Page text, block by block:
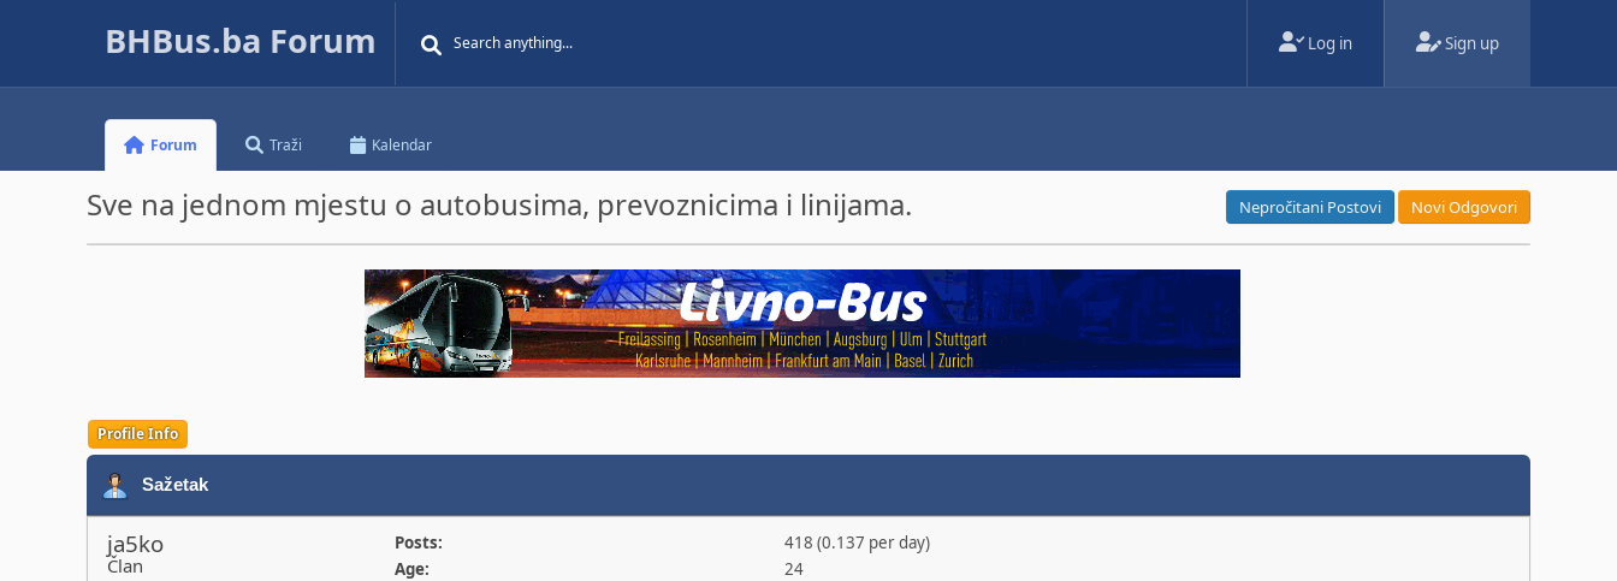
BHBus.ba Forum Log in Sign up
Forum Traži Kalendar
Sve na jednom mjestu o autobusima, prevoznicima i linijama. Nepročitani Postovi Novi Odgovori
Profile Info
Sažetak
ja5ko
Član
Posts:
418 (0.137 per day)
Age:
24